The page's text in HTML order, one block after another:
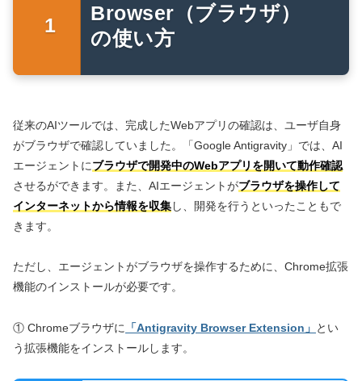
Browser（ブラウザ）
の使い方
従来のAIツールでは、完成したWebアプリの確認は、ユーザ自身
がブラウザで確認していました。「Google Antigravity」では、AI
エージェントにブラウザで開発中のWebアプリを開いて動作確認
させるができます。また、AIエージェントがブラウザを操作して
インターネットから情報を収集し、開発を行うといったこともで
きます。
ただし、エージェントがブラウザを操作するために、Chrome拡張
機能のインストールが必要です。
① Chromeブラウザに 「Antigravity Browser Extension」 とい
う拡張機能をインストールします。